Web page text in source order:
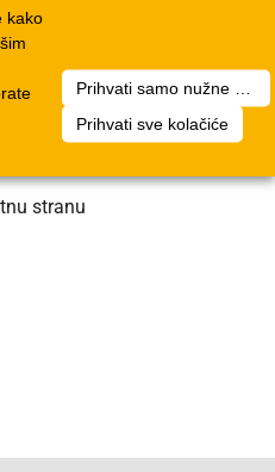
kako
Prihvati sve kolačiće
do greške. Naš tim
za strpljenje.
stranu